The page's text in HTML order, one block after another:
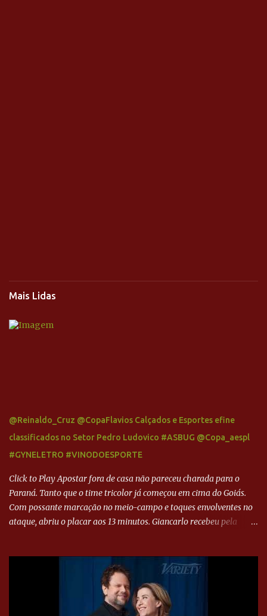
Mais Lidas
@Reinaldo_Cruz @CopaFlavios Calçados e Esportes efine
classificados no Setor Pedro Ludovico #ASBUG @Copa_aespl
#GYNELETRO #VINODOESPORTE
Click to Play Apostar fora de casa não pareceu charada para o
Paraná. Tanto que o time tricolor já começou em cima do Goiás.
Com possante marcação no meio-campo e toques envolventes no
ataque, abriu o placar aos 13 minutos. Giancarlo recebeu pela
Paraná ampliou a vantagem aos 21 minutos. Éverton Garroni
desviou cruzamento de cabeça e, mesmo de costas, incidiu o canto
direito de Harlei. O goleiro esmeraldino se esticou e até tocou na
bola, mas não o suficiente para desviar sua trajetória. O ataque do